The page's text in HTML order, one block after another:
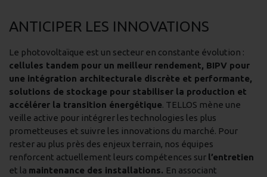
ANTICIPER LES INNOVATIONS
Le photovoltaïque est un secteur en constante évolution :
cellules tandem pour un meilleur rendement, BIPV pour
une intégration architecturale discrète et performante,
solutions de stockage pour stabiliser la production et
accélérer la transition énergétique. TELLOS mène une
veille active pour intégrer les technologies les plus
prometteuses et suivre les innovations du marché. Pour
rester au plus près des enjeux terrain, nos équipes
renforcent actuellement leurs compétences sur l’entretien
et la maintenance des installations. En associant